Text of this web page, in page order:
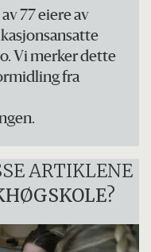
i
77 eiere av
Vi merker dette
fra
ARTIKLENE
?